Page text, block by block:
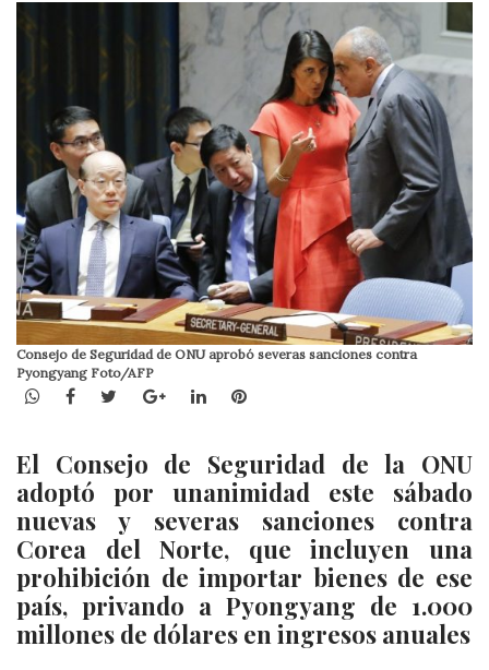
Consejo de Seguridad de ONU aprobó severas sanciones contra
Pyongyang Foto/AFP
WhatsApp
Facebook
TwitterGoogle+LinkedInPinterest
El Consejo de Seguridad de la ONU
adoptó por unanimidad este sábado
nuevas y severas sanciones contra
Corea del Norte, que incluyen una
prohibición de importar bienes de ese
país, privando a Pyongyang de 1.000
millones de dólares en ingresos anuales